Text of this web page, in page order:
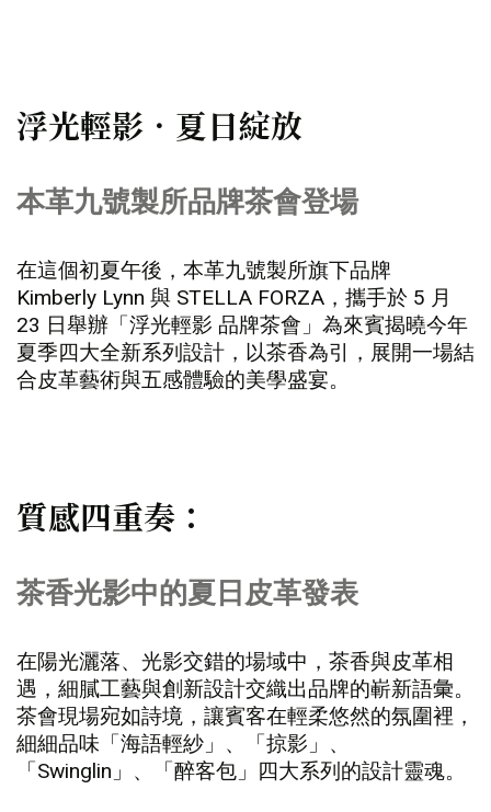
浮光輕影．夏日綻放
本革九號製所品牌茶會登場
在這個初夏午後，本革九號製所旗下品牌
Kimberly Lynn 與 STELLA FORZA，攜手於 5 月
23 日舉辦「浮光輕影 品牌茶會」為來賓揭曉今年
夏季四大全新系列設計，以茶香為引，展開一場結
合皮革藝術與五感體驗的美學盛宴。
質感四重奏：
茶香光影中的夏日皮革發表
在陽光灑落、光影交錯的場域中，茶香與皮革相
遇，細膩工藝與創新設計交織出品牌的嶄新語彙。
茶會現場宛如詩境，讓賓客在輕柔悠然的氛圍裡，
細細品味「海語輕紗」、「掠影」、
「Swinglin」、「醉客包」四大系列的設計靈魂。